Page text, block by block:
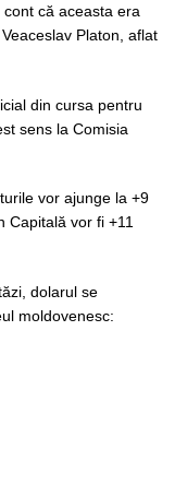
că aceasta era
Platon, aflat
din cursa pentru
sens la Comisia
vor ajunge la +9
Capitală vor fi +11
dolarul se
moldovenesc: